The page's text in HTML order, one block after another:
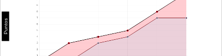
Puntos